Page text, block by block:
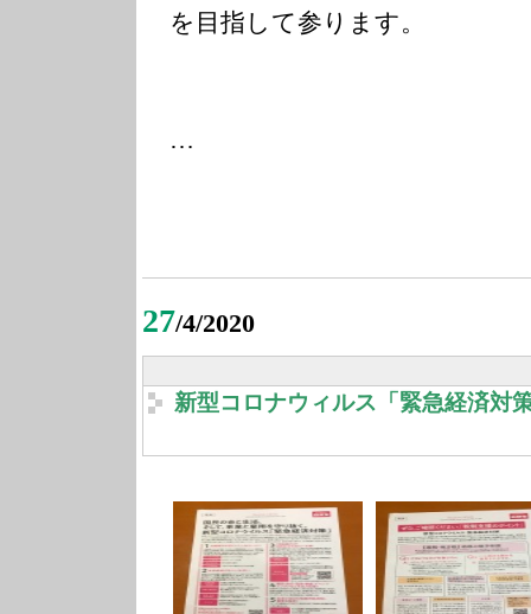
を目指して参ります。
…
27/4/2020
新型コロナウィルス「緊急経済対